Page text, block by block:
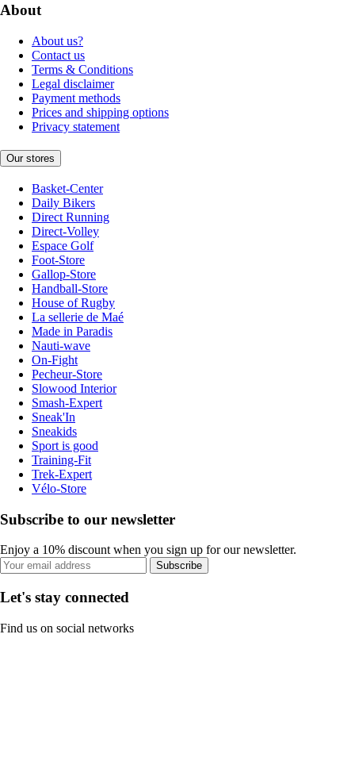
About
About us?
Contact us
Terms & Conditions
Legal disclaimer
Payment methods
Prices and shipping options
Privacy statement
Our stores
Basket-Center
Daily Bikers
Direct Running
Direct-Volley
Espace Golf
Foot-Store
Gallop-Store
Handball-Store
House of Rugby
La sellerie de Maé
Made in Paradis
Nauti-wave
On-Fight
Pecheur-Store
Slowood Interior
Smash-Expert
Sneak'In
Sneakids
Sport is good
Training-Fit
Trek-Expert
Vélo-Store
Subscribe to our newsletter
Enjoy a 10% discount when you sign up for our newsletter.
Subscribe
Let's stay connected
Find us on social networks